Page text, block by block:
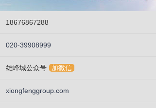
18676867288
020-39908999
雄峰城公众号 加微信
xiongfenggroup.com